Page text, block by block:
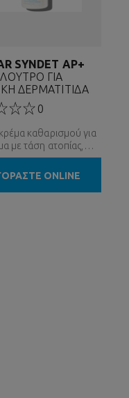
SYNDET AP+
ΓΙΑ
ΔΕΡΜΑΤΙΤΙΔΑ
0
καθαρισμού για
με τάση ατοπίας,
ONLINE